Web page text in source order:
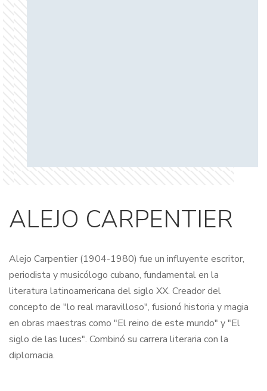
ALEJO CARPENTIER
Alejo Carpentier (1904-1980) fue un influyente escritor,
periodista y musicólogo cubano, fundamental en la
literatura latinoamericana del siglo XX. Creador del
concepto de "lo real maravilloso", fusionó historia y magia
en obras maestras como "El reino de este mundo" y "El
siglo de las luces". Combinó su carrera literaria con la
diplomacia.